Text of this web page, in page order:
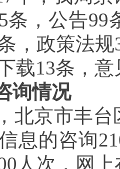
条，公告99
，政策法
载13条，
询情况
北京市丰
息的咨询
人次，网